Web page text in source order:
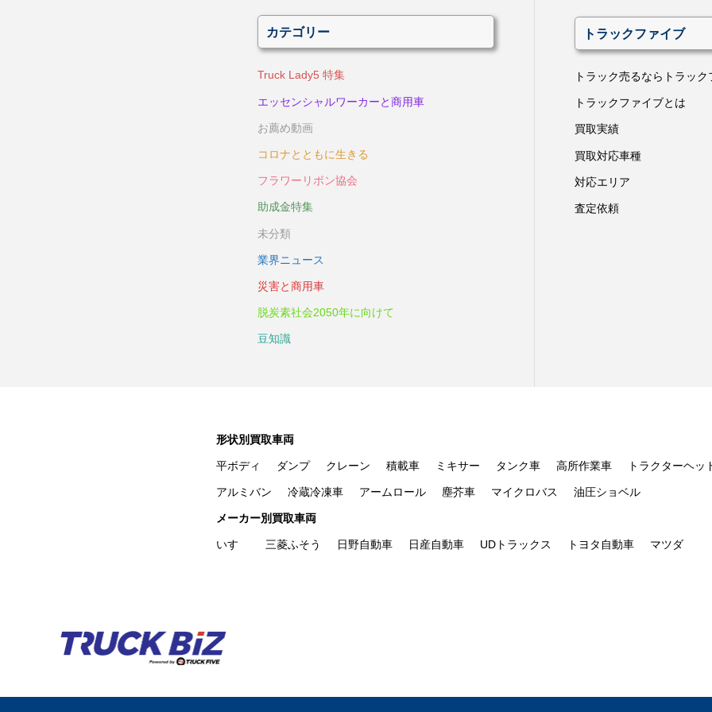
カテゴリー
Truck Lady5 特集
エッセンシャルワーカーと商用車
お薦め動画
コロナとともに生きる
フラワーリボン協会
助成金特集
未分類
業界ニュース
災害と商用車
脱炭素社会2050年に向けて
豆知識
トラックファイブ
トラック売るならトラック
トラックファイブとは
買取実績
買取対応車種
対応エリア
査定依頼
形状別買取車両
平ボディ ダンプ クレーン 積載車 ミキサー タンク車 高所作業車 トラクターヘッ
アルミバン 冷蔵冷凍車 アームロール 塵芥車 マイクロバス 油圧ショベル
メーカー別買取車両
いすゞ 三菱ふそう 日野自動車 日産自動車 UDトラックス トヨタ自動車 マツダ